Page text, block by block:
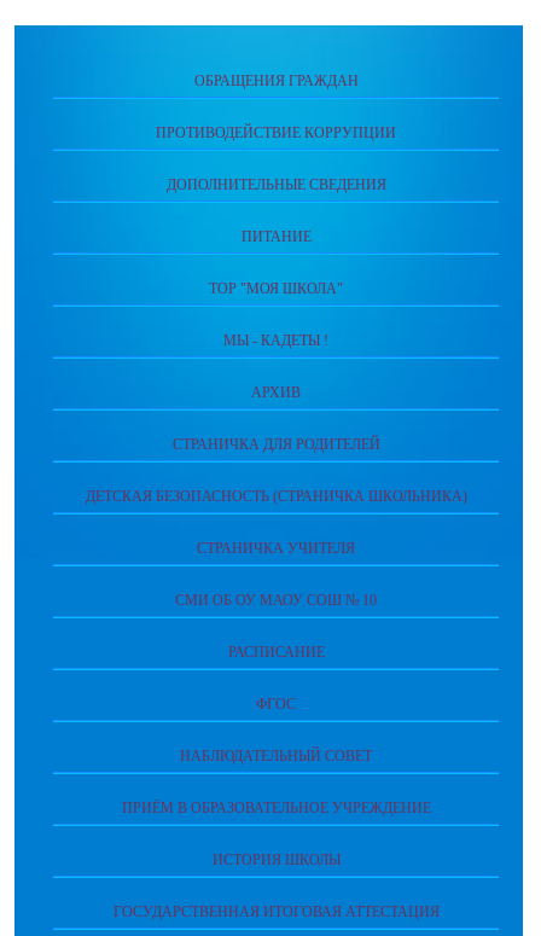
ОБРАЩЕНИЯ ГРАЖДАН
ПРОТИВОДЕЙСТВИЕ КОРРУПЦИИ
ДОПОЛНИТЕЛЬНЫЕ СВЕДЕНИЯ
ПИТАНИЕ
ТОР "МОЯ ШКОЛА"
МЫ - КАДЕТЫ !
АРХИВ
СТРАНИЧКА ДЛЯ РОДИТЕЛЕЙ
ДЕТСКАЯ БЕЗОПАСНОСТЬ (СТРАНИЧКА ШКОЛЬНИКА)
СТРАНИЧКА УЧИТЕЛЯ
СМИ ОБ ОУ МАОУ СОШ № 10
РАСПИСАНИЕ
ФГОС
НАБЛЮДАТЕЛЬНЫЙ СОВЕТ
ПРИЁМ В ОБРАЗОВАТЕЛЬНОЕ УЧРЕЖДЕНИЕ
ИСТОРИЯ ШКОЛЫ
ГОСУДАРСТВЕННАЯ ИТОГОВАЯ АТТЕСТАЦИЯ